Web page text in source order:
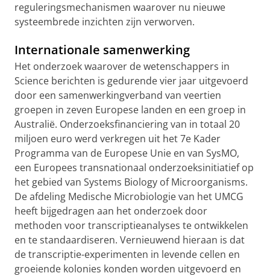
reguleringsmechanismen waarover nu nieuwe
systeembrede inzichten zijn verworven.
Internationale samenwerking
Het onderzoek waarover de wetenschappers in
Science berichten is gedurende vier jaar uitgevoerd
door een samenwerkingverband van veertien
groepen in zeven Europese landen en een groep in
Australië. Onderzoeksfinanciering van in totaal 20
miljoen euro werd verkregen uit het 7e Kader
Programma van de Europese Unie en van SysMO,
een Europees transnationaal onderzoeksinitiatief op
het gebied van Systems Biology of Microorganisms.
De afdeling Medische Microbiologie van het UMCG
heeft bijgedragen aan het onderzoek door
methoden voor transcriptieanalyses te ontwikkelen
en te standaardiseren. Vernieuwend hieraan is dat
de transcriptie-experimenten in levende cellen en
groeiende kolonies konden worden uitgevoerd en